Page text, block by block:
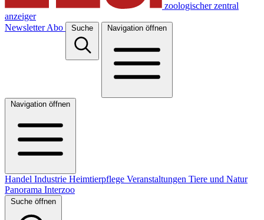
zoologischer zentral
anzeiger
Newsletter Abo Suche Navigation öffnen
Navigation öffnen
Handel Industrie Heimtierpflege Veranstaltungen Tiere und Natur
Panorama Interzoo
Suche öffnen